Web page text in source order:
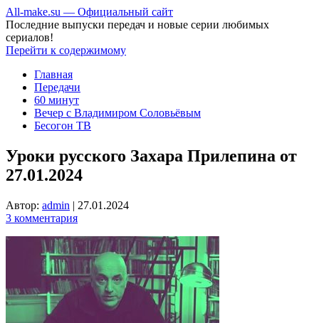
All-make.su — Официальный сайт
Последние выпуски передач и новые серии любимых
сериалов!
Перейти к содержимому
Главная
Передачи
60 минут
Вечер с Владимиром Соловьёвым
Бесогон ТВ
Уроки русского Захара Прилепина от
27.01.2024
Автор: admin | 27.01.2024
3 комментария